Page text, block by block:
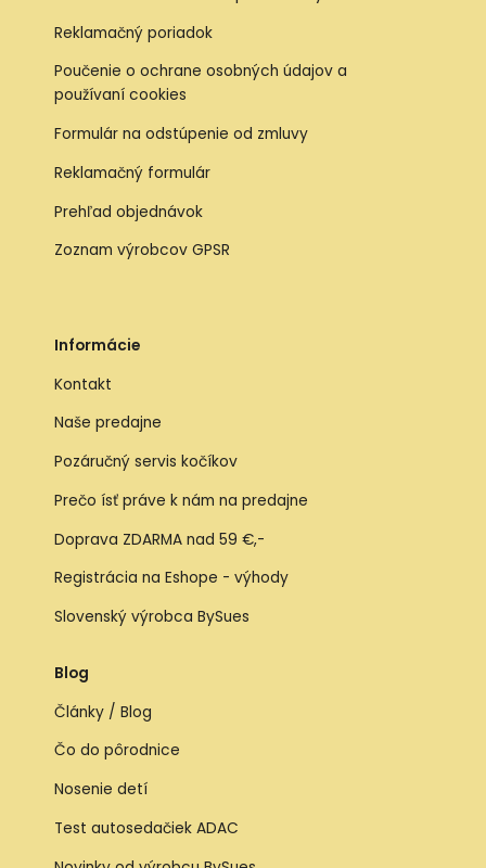
Reklamačný poriadok
Poučenie o ochrane osobných údajov a
používaní cookies
Formulár na odstúpenie od zmluvy
Reklamačný formulár
Prehľad objednávok
Zoznam výrobcov GPSR
Informácie
Kontakt
Naše predajne
Pozáručný servis kočíkov
Prečo ísť práve k nám na predajne
Doprava ZDARMA nad 59 €,-
Registrácia na Eshope - výhody
Slovenský výrobca BySues
Blog
Články / Blog
Čo do pôrodnice
Nosenie detí
Test autosedačiek ADAC